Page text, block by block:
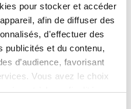
pour stocker et accéder
afin de diffuser des
d'effectuer des
publicités et du contenu,
d’audience, favorisant
Vous avez le choix
et à leurs finalités.
5 , on m'a dit que
4 séances. On m'a
que ca ne se
comme ca car tout
et ca me stress. J'a
19 aout et la pose de la